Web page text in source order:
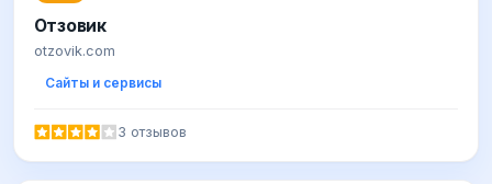
Отзовик
otzovik.com
Сайты и сервисы
3 отзывов